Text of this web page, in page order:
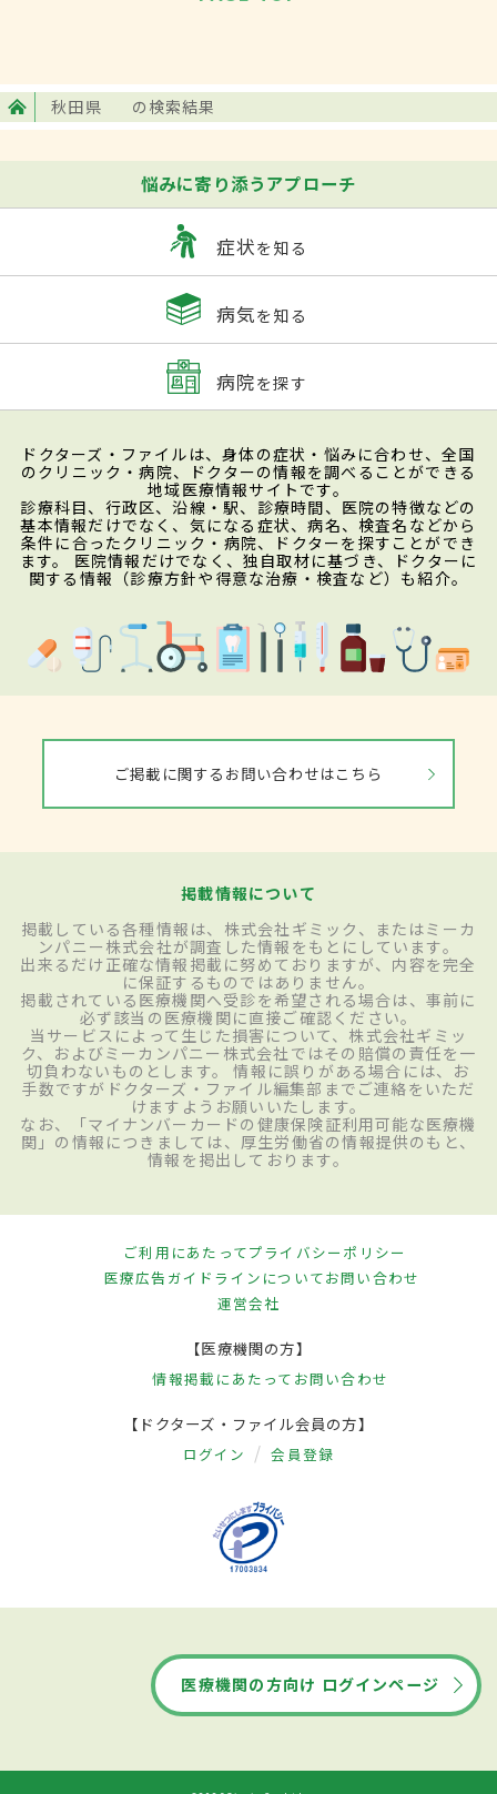
秋田県 の検索結果
悩みに寄り添うアプローチ
症状を知る
病気を知る
病院を探す
ドクターズ・ファイルは、身体の症状・悩みに合わせ、全国
のクリニック・病院、ドクターの情報を調べることができる
地域医療情報サイトです。
診療科目、行政区、沿線・駅、診療時間、医院の特徴などの
基本情報だけでなく、気になる症状、病名、検査名などから
条件に合ったクリニック・病院、ドクターを探すことができ
ます。 医院情報だけでなく、独自取材に基づき、ドクターに
関する情報（診療方針や得意な治療・検査など）も紹介。
ご掲載に関するお問い合わせはこちら
掲載情報について
掲載している各種情報は、株式会社ギミック、またはミーカ
ンパニー株式会社が調査した情報をもとにしています。
出来るだけ正確な情報掲載に努めておりますが、内容を完全
に保証するものではありません。
掲載されている医療機関へ受診を希望される場合は、事前に
必ず該当の医療機関に直接ご確認ください。
当サービスによって生じた損害について、株式会社ギミッ
ク、およびミーカンパニー株式会社ではその賠償の責任を一
切負わないものとします。 情報に誤りがある場合には、お
手数ですがドクターズ・ファイル編集部までご連絡をいただ
けますようお願いいたします。
なお、「マイナンバーカードの健康保険証利用可能な医療機
関」の情報につきましては、厚生労働省の情報提供のもと、
情報を掲出しております。
ご利用にあたってプライバシーポリシー
医療広告ガイドラインについてお問い合わせ
運営会社
【医療機関の方】
情報掲載にあたって お問い合わせ
【ドクターズ・ファイル会員の方】
ログイン 会員登録
医療機関の方向け ログインページ